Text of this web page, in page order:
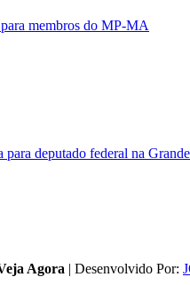
membros do MP-MA
para deputado federal na
Agora | Desenvolvido Por: